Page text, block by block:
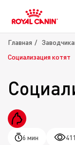
Главная
Социализация котят
6 мин